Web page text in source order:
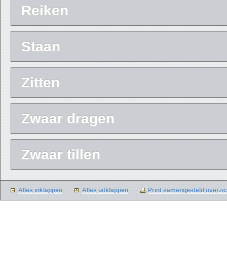
Reiken
Staan
Zitten
Zwaar dragen
Zwaar tillen
Alles inklappen Alles uitklappen Print samengesteld